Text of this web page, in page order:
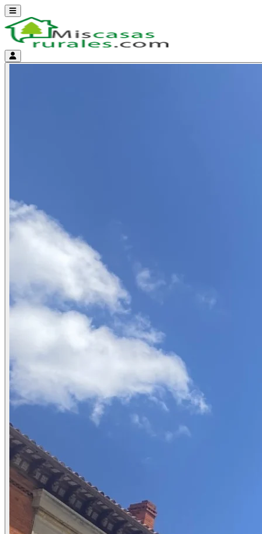
Abrir menú
Menú de cuenta